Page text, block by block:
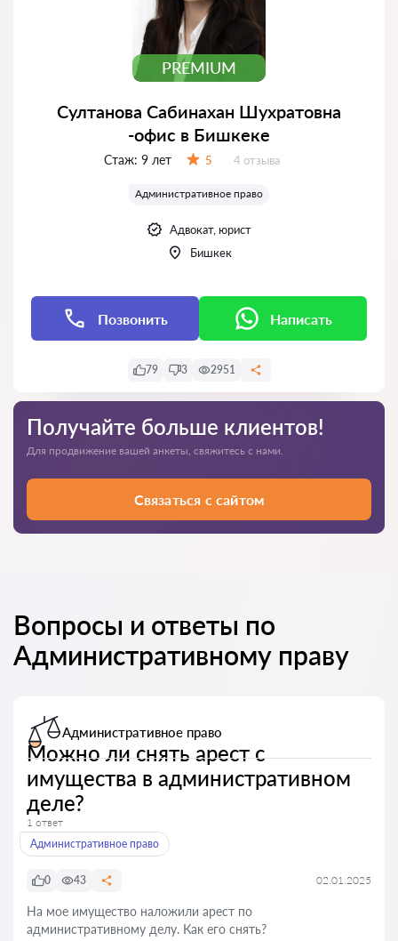
PREMIUM
Султанова Сабинахан Шухратовна
-офис в Бишкеке
Стаж: 9 лет 5 Отзывов:
4 отзыва
Административное право
Адвокат, юрист
Бишкек
Позвонить Написать
79 3 2951
Получайте больше клиентов!
Для продвижение вашей анкеты, свяжитесь с нами.
Связаться с сайтом
Вопросы и ответы по
Административному праву
Административное право
Можно ли снять арест с
имущества в административном
деле?
1 ответ
Административное право
0 43 02.01.2025
На мое имущество наложили арест по
административному делу. Как его снять?